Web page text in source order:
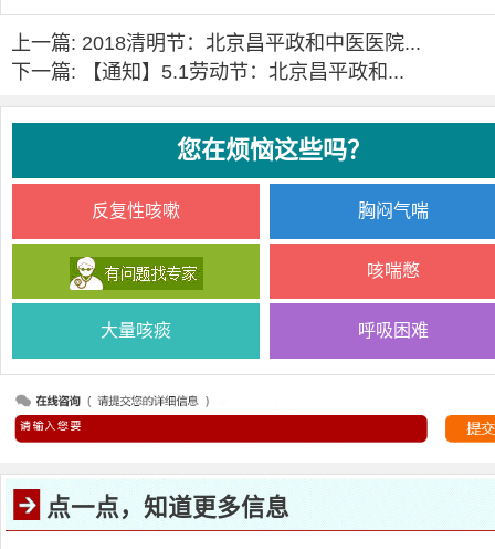
上一篇: 2018清明节：北京昌平政和中医医院...
下一篇: 【通知】5.1劳动节：北京昌平政和...
您在烦恼这些吗？
反复性咳嗽 胸闷气喘
咳喘憋
呼吸困难
大量咳痰
点一点，知道更多信息